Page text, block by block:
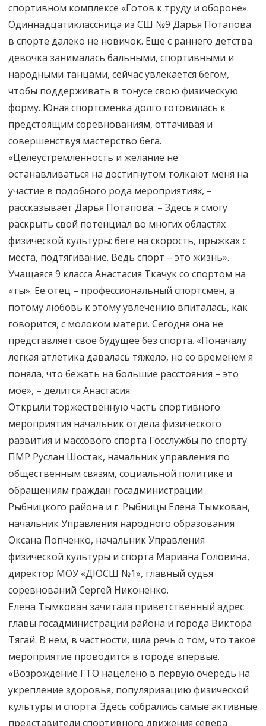
спортивном комплексе «Готов к труду и обороне».
Одиннадцатиклассница из СШ №9 Дарья Потапова
в спорте далеко не новичок. Еще с раннего детства
девочка занималась бальными, спортивными и
народными танцами, сейчас увлекается бегом,
чтобы поддерживать в тонусе свою физическую
форму. Юная спортсменка долго готовилась к
предстоящим соревнованиям, оттачивая и
совершенствуя мастерство бега.
«Целеустремленность и желание не
останавливаться на достигнутом толкают меня на
участие в подобного рода мероприятиях, –
рассказывает Дарья Потапова. – Здесь я смогу
раскрыть свой потенциал во многих областях
физической культуры: беге на скорость, прыжках с
места, подтягивание. Ведь спорт – это жизнь».
Учащаяся 9 класса Анастасия Ткачук со спортом на
«ты». Ее отец – профессиональный спортсмен, а
потому любовь к этому увлечению впиталась, как
говорится, с молоком матери. Сегодня она не
представляет свое будущее без спорта. «Поначалу
легкая атлетика давалась тяжело, но со временем я
поняла, что бежать на большие расстояния – это
мое», – делится Анастасия.
Открыли торжественную часть спортивного
мероприятия начальник отдела физического
развития и массового спорта Госслужбы по спорту
ПМР Руслан Шостак, начальник управления по
общественным связям, социальной политике и
обращениям граждан госадминистрации
Рыбницкого района и г. Рыбницы Елена Тымкован,
начальник Управления народного образования
Оксана Попченко, начальник Управления
физической культуры и спорта Мариана Головина,
директор МОУ «ДЮСШ №1», главный судья
соревнований Сергей Никоненко.
Елена Тымкован зачитала приветственный адрес
главы госадминистрации района и города Виктора
Тягай. В нем, в частности, шла речь о том, что такое
мероприятие проводится в городе впервые.
«Возрождение ГТО нацелено в первую очередь на
укрепление здоровья, популяризацию физической
культуры и спорта. Здесь собрались самые активные
представители спортивного движения севера